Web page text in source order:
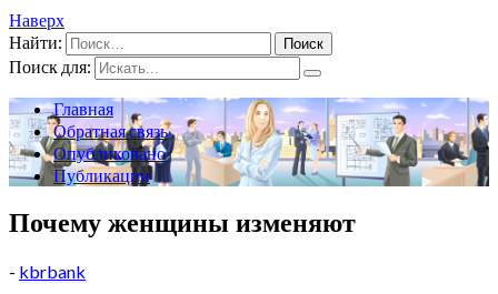
Наверх
Найти:
Поиск для:
Главная
Обратная связь
Опубликовано
Публикации
Почему женщины изменяют
- kbrbank